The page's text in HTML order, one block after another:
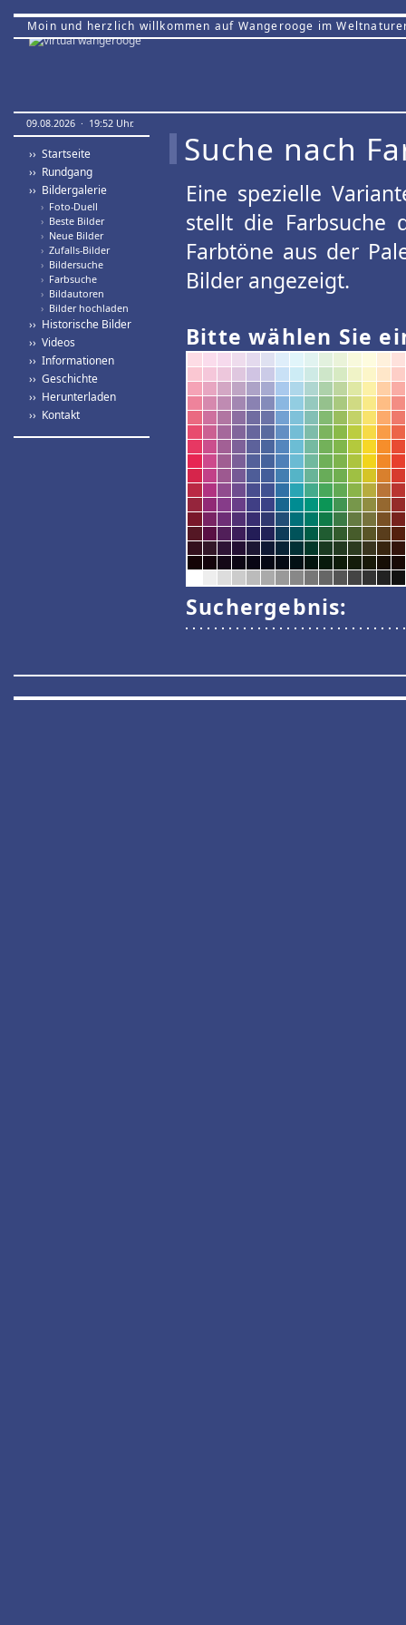
Moin und herzlich willkommen auf Wangerooge im
09.08.2026 · 19:52 Uhr.
›› Startseite
›› Rundgang
›› Bildergalerie
› Foto-Duell
› Beste Bilder
› Neue Bilder
› Zufalls-Bilder
› Bildersuche
› Farbsuche
› Bildautoren
› Bilder hochladen
›› Historische Bilder
›› Videos
›› Informationen
›› Geschichte
›› Herunterladen
›› Kontakt
Suche nach
Eine spezielle
stellt die Farbsuche
Farbtöne aus der
Bilder angezeigt.
Bitte wählen Sie
Suchergebnis: